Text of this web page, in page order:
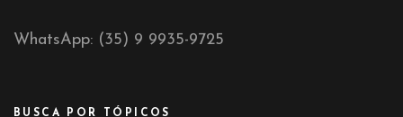
WhatsApp: (35) 9 9935-9725
BUSCA POR TÓPICOS